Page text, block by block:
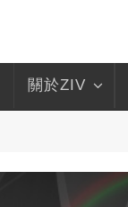
關於ZIV